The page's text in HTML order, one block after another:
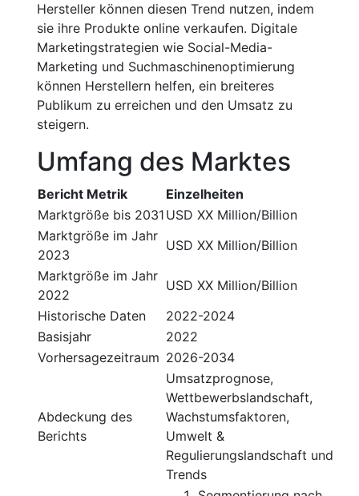
Hersteller können diesen Trend nutzen, indem
sie ihre Produkte online verkaufen. Digitale
Marketingstrategien wie Social-Media-
Marketing und Suchmaschinenoptimierung
können Herstellern helfen, ein breiteres
Publikum zu erreichen und den Umsatz zu
steigern.
Umfang des Marktes
Bericht Metrik
Einzelheiten
Marktgröße bis 2031 USD XX Million/Billion
Marktgröße im Jahr
2023
USD XX Million/Billion
Marktgröße im Jahr
2022
USD XX Million/Billion
Historische Daten
2022-2024
Basisjahr
2022
Vorhersagezeitraum 2026-2034
Abdeckung des
Berichts
Umsatzprognose,
Wettbewerbslandschaft,
Wachstumsfaktoren,
Umwelt &
Regulierungslandschaft und
Trends